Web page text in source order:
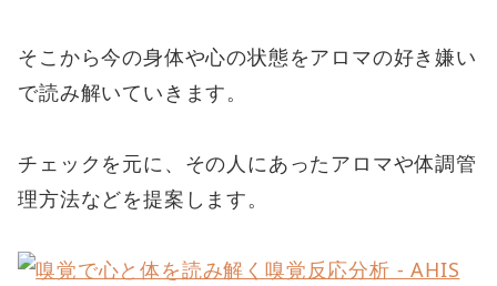
そこから今の身体や心の状態をアロマの好き嫌い
で読み解いていきます。
チェックを元に、その人にあったアロマや体調管
理方法などを提案します。